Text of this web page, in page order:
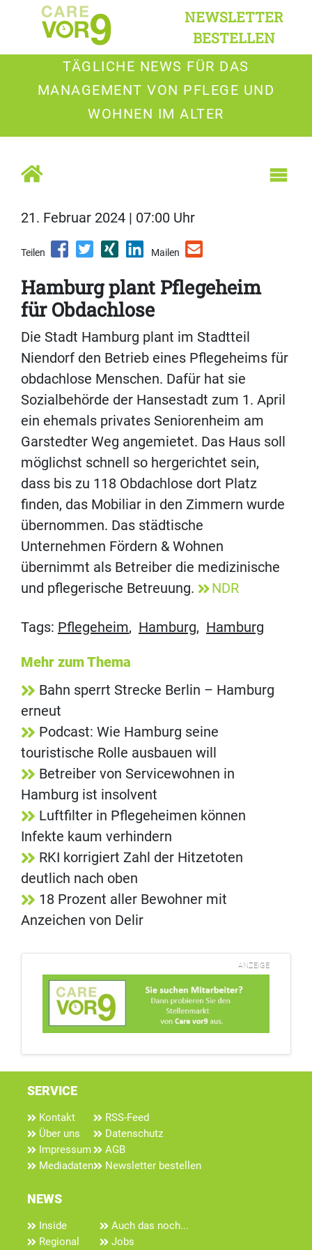
NEWSLETTER
BESTELLEN
TÄGLICHE NEWS FÜR DAS
MANAGEMENT VON PFLEGE UND
WOHNEN IM ALTER
21. Februar 2024 | 07:00 Uhr
Teilen Mailen
Hamburg plant Pflegeheim
für Obdachlose
Die Stadt Hamburg plant im Stadtteil
Niendorf den Betrieb eines Pflegeheims für
obdachlose Menschen. Dafür hat sie
Sozialbehörde der Hansestadt zum 1. April
ein ehemals privates Seniorenheim am
Garstedter Weg angemietet. Das Haus soll
möglichst schnell so hergerichtet sein,
dass bis zu 118 Obdachlose dort Platz
finden, das Mobiliar in den Zimmern wurde
übernommen. Das städtische
Unternehmen Fördern & Wohnen
übernimmt als Betreiber die medizinische
und pflegerische Betreuung.
NDR
Tags: Pflegeheim, Hamburg, Hamburg
Mehr zum Thema
Bahn sperrt Strecke Berlin – Hamburg
erneut
Podcast: Wie Hamburg seine
touristische Rolle ausbauen will
Betreiber von Servicewohnen in
Hamburg ist insolvent
Luftfilter in Pflegeheimen können
Infekte kaum verhindern
RKI korrigiert Zahl der Hitzetoten
deutlich nach oben
18 Prozent aller Bewohner mit
Anzeichen von Delir
ANZEIGE
SERVICE
Kontakt
Über uns
Impressum
Mediadaten
RSS-Feed
Datenschutz
AGB
Newsletter bestellen
NEWS
Inside
Regional
Auch das noch...
Jobs